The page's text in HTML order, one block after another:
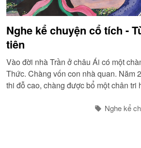
Nghe kể chuyện cổ tích -
tiên
Vào đời nhà Trần ở châu Ái có một
Thức. Chàng vốn con nhà quan. Năm
thi đỗ cao, chàng được bổ một chân tri
Nghe kể